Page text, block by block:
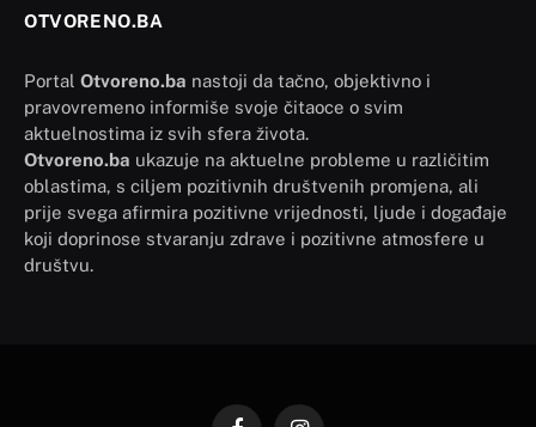
OTVORENO.BA
Portal Otvoreno.ba nastoji da tačno, objektivno i
pravovremeno informiše svoje čitaoce o svim
aktuelnostima iz svih sfera života.
Otvoreno.ba ukazuje na aktuelne probleme u različitim
oblastima, s ciljem pozitivnih društvenih promjena, ali
prije svega afirmira pozitivne vrijednosti, ljude i događaje
koji doprinose stvaranju zdrave i pozitivne atmosfere u
društvu.